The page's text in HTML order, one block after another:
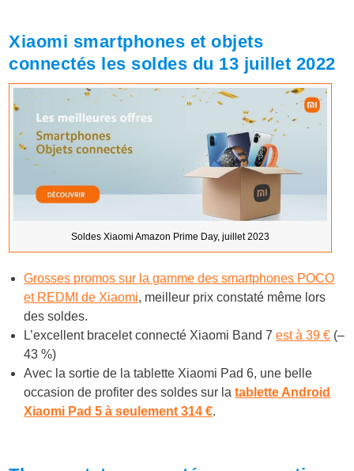
Xiaomi smartphones et objets
connectés les soldes du 13 juillet 2022
Soldes Xiaomi Amazon Prime Day, juillet 2023
Grosses promos sur la gamme des smartphones POCO
et REDMI de Xiaomi, meilleur prix constaté même lors
des soldes.
L’excellent bracelet connecté Xiaomi Band 7est à 39 € (–
43 %)
Avec la sortie de la tablette Xiaomi Pad 6, une belle
occasion de profiter des soldes sur latablette Android
Xiaomi Pad 5 à seulement 314 €.